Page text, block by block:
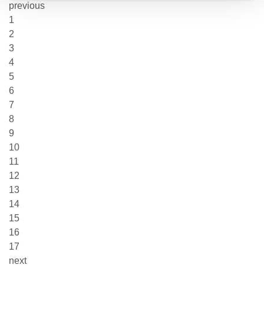
previous
1
2
3
4
5
6
7
8
9
10
11
12
13
14
15
16
17
next